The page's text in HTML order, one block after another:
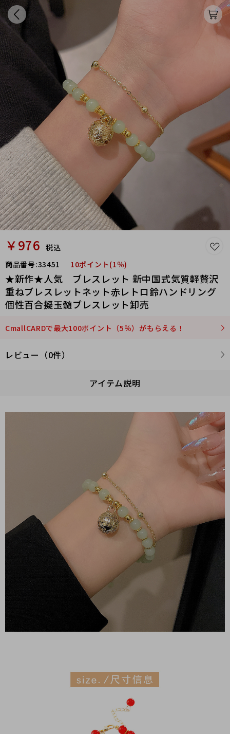
￥976 税込
商品番号:33451 10ポイント(1％)
★新作★人気 ブレスレット 新中国式気質軽贅沢
重ねブレスレットネット赤レトロ鈴ハンドリング
個性百合擬玉髄ブレスレット卸売
CmallCARDで最大100ポイント（5％）がもらえる！
レビュー（0件）
アイテム説明